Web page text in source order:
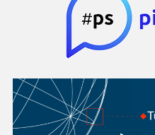
Pieria Social